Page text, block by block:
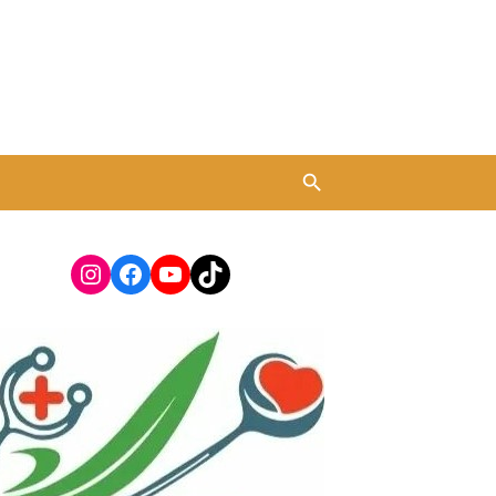
Instagram
Facebook
YouTube
TikTok